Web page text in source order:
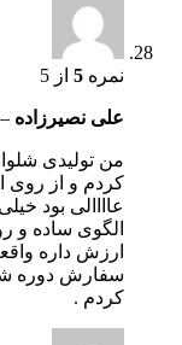
نمره 5 از 5
علی نصیرزاده –
من تولیدی
کردم و از
عاااالی بود
الگوی ساده و
ارزش داره
سفارش دوره
کردم .